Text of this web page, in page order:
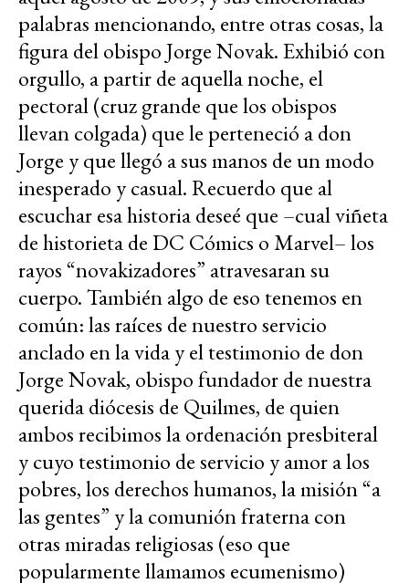
palabras mencionando, entre otras cosas, la
figura del obispo Jorge Novak. Exhibió con
orgullo, a partir de aquella noche, el
pectoral (cruz grande que los obispos
llevan colgada) que le perteneció a don
Jorge y que llegó a sus manos de un modo
inesperado y casual. Recuerdo que al
escuchar esa historia deseé que –cual viñeta
de historieta de DC Cómics o Marvel– los
rayos “novakizadores” atravesaran su
cuerpo. También algo de eso tenemos en
común: las raíces de nuestro servicio
anclado en la vida y el testimonio de don
Jorge Novak, obispo fundador de nuestra
querida diócesis de Quilmes, de quien
ambos recibimos la ordenación presbiteral
y cuyo testimonio de servicio y amor a los
pobres, los derechos humanos, la misión “a
las gentes” y la comunión fraterna con
otras miradas religiosas (eso que
popularmente llamamos ecumenismo)